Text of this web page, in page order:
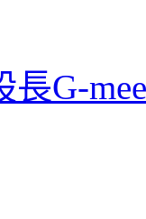
長G-